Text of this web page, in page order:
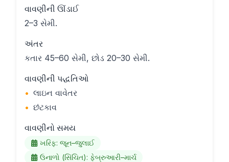
વાવણીની ઊંડાઈ
2–3 સેમી.
અંતર
કતાર 45–60 સેમી, છોડ 20–30 સેમી.
વાવણીની પદ્ધતિઓ
• લાઇન વાવેતર
• છંટકાવ
વાવણીનો સમય
ખરિફ: જૂન–જુલાઈ
ઉનાળો (સિંચિત): ફેબ્રુઆરી–માર્ચ